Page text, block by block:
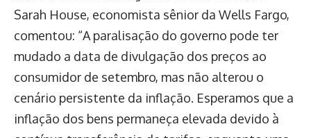
Sarah House, economista sênior da Wells Fargo,
comentou: “A paralisação do governo pode ter
mudado a data de divulgação dos preços ao
consumidor de setembro, mas não alterou o
cenário persistente da inflação. Esperamos que a
inflação dos bens permaneça elevada devido à